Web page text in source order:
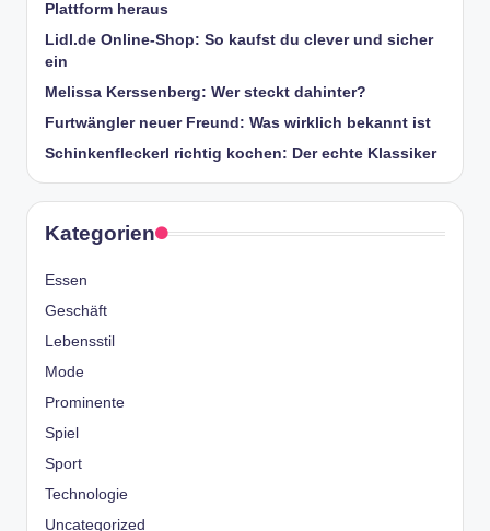
Plattform heraus
Lidl.de Online-Shop: So kaufst du clever und sicher
ein
Melissa Kerssenberg: Wer steckt dahinter?
Furtwängler neuer Freund: Was wirklich bekannt ist
Schinkenfleckerl richtig kochen: Der echte Klassiker
Kategorien
Essen
Geschäft
Lebensstil
Mode
Prominente
Spiel
Sport
Technologie
Uncategorized